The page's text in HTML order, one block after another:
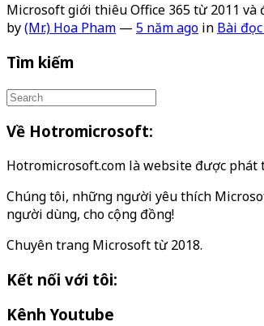
Microsoft giới thiêu Office 365 từ 2011 và
by(Mr.) Hoa Pham — 5 năm ago in Bài
Tìm kiếm
Về Hotromicrosoft:
Hotromicrosoft.com là website được
Chúng tôi, những người yêu thích
người dùng, cho cộng đồng!
Chuyên trang Microsoft từ 2018.
Kết nối với tôi:
Kênh Youtube